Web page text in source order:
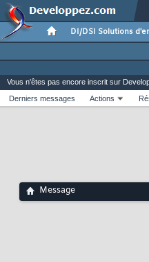
DI/DSI Solutions
Vous n'êtes pas encore inscrit sur
Derniers messages
Actions
Message